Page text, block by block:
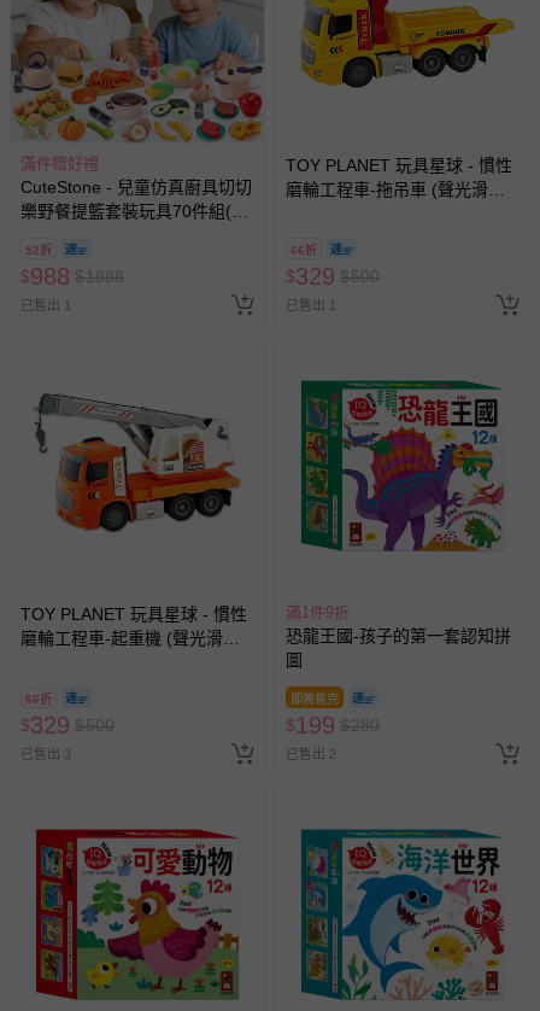
滿件贈好禮
CuteStone - 兒童仿真廚具切切
樂野餐提籃套裝玩具70件組(家
禮物)
52折
$988 $1888
已售出 1
TOY PLANET 玩具星球 - 慣性
磨輪工程車-拖吊車 (聲光滑行
66折
$329 $500
已售出 1
TOY PLANET 玩具星球 - 慣性
磨輪工程車-起重機 (聲光滑行
66折
$329 $500
已售出 3
滿1件9折
恐龍王國-孩子的第一套認知拼
圖
即將售完
$199 $280
已售出 2